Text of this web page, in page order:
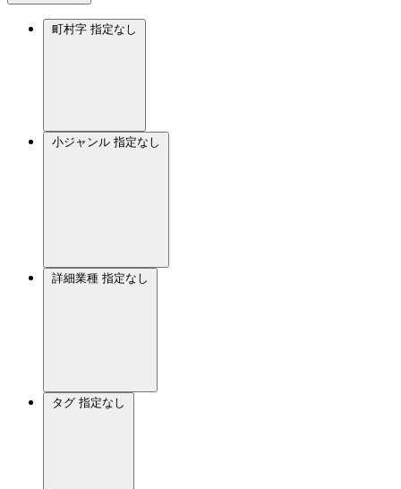
町村字 指定なし
小ジャンル 指定なし
詳細業種 指定なし
タグ 指定なし